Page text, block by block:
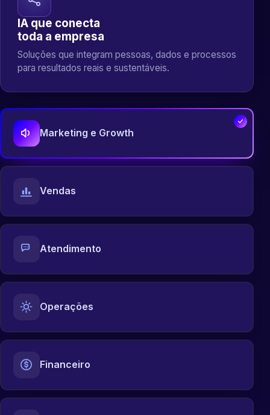
IA que conecta
toda a empresa
Soluções que integram pessoas, dados e processos
para resultados reais e sustentáveis.
Marketing e Growth
Vendas
Atendimento
Operações
Financeiro